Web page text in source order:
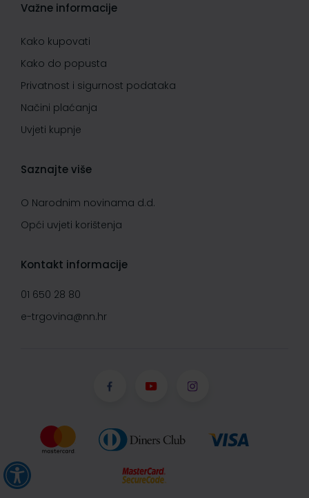
Važne informacije
Kako kupovati
Kako do popusta
Privatnost i sigurnost podataka
Načini plaćanja
Uvjeti kupnje
Saznajte više
O Narodnim novinama d.d.
Opći uvjeti korištenja
Kontakt informacije
01 650 28 80
e-trgovina@nn.hr